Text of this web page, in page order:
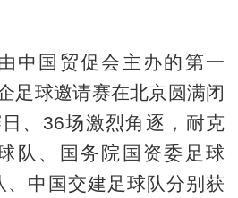
中国贸促会主办的第一
足球邀请赛在北京圆满闭
、36场激烈角逐，耐克
队、国务院国资委足球
、中国交建足球队分别获